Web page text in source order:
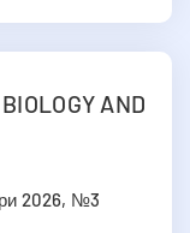
AND
2026, №3